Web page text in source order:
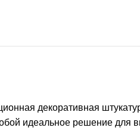
декоративная
идеальное решение для